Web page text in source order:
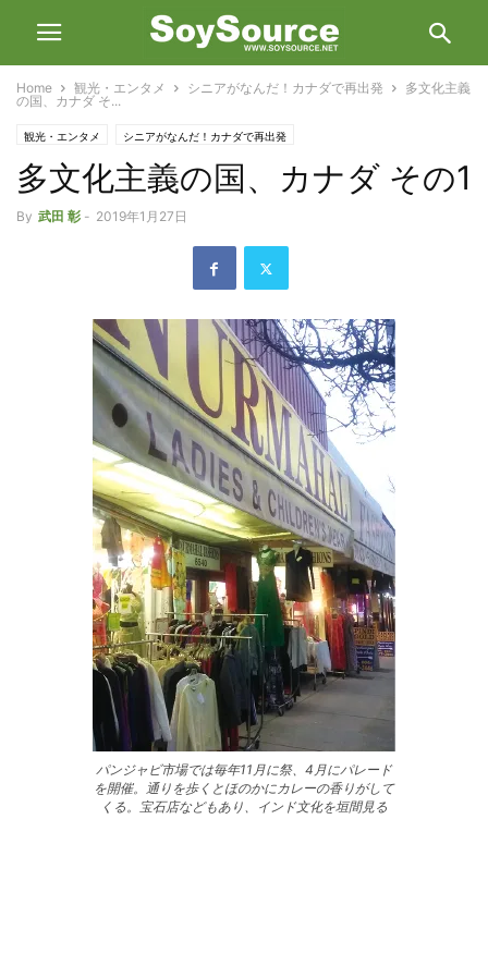
Home 観光・エンタメ シニアがなんだ！カナダで再出発
多文化主義
の国、カナダ そ...
観光・エンタメ シニアがなんだ！カナダで再出発
多文化主義の国、カナダ その1
By 武田 彰 - 2019年1月27日
パンジャビ市場では毎年11月に祭、4月にパレード
を開催。通りを歩くとほのかにカレーの香りがして
くる。宝石店などもあり、インド文化を垣間見る